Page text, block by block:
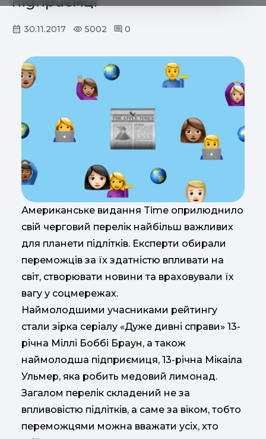
30.11.2017 5002 0
Американське видання Time оприлюднило
свій черговий перелік найбільш важливих
для планети підлітків. Експерти обирали
переможців за їх здатністю впливати на
світ, створювати новини та враховували їх
вагу у соцмережах.
Наймолодшими учасниками рейтингу
стали зірка серіалу «Дуже дивні справи» 13-
річна Міллі Боббі Браун, а також
наймолодша підприємиця, 13-річна Мікаіла
Ульмер, яка робить медовий лимонад.
Загалом перелік складений не за
впливовістю підлітків, а саме за віком, тобто
переможцями можна вважати усіх, хто